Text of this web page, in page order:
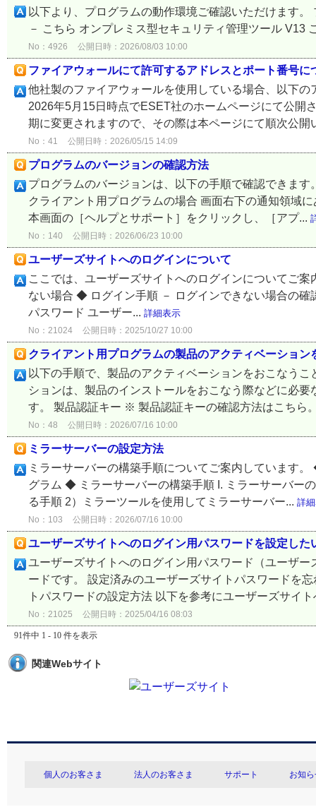
以下より、プログラムの動作環境ご確認いただけます
－ こちら オンプレミス型セキュリティ管理ツール V13
No：4926 公開日時：2026/08/03 10:00
ファイアウォールにて許可するアドレスとポート番号に
他社製のファイアウォールを使用している場合、以下
2026年5月15日時点でESET社のホームページにて公開
期に変更されますので、その際は本ページにて順次公開
No：41 公開日時：2026/05/15 14:09
プログラムのバージョンの確認方法
プログラムのバージョンは、以下の手順で確認できま
クライアント用プログラムの場合 画面右下の通知領域
本画面の［ヘルプとサポート］をクリックし、［アプ...
No：140 公開日時：2026/06/23 10:00
ユーザーズサイトへのログインについて
ここでは、ユーザーズサイトへのログインについてご
ない場合 ◆ ログイン手順 － ログインできない場合の
パスワード ユーザー... 詳細表示
No：21024 公開日時：2025/10/27 10:00
クライアント用プログラムの製品のアクティベーション
以下の手順で、製品のアクティベーションをおこなう
ションは、製品のインストールをおこなう際などに必
す。 製品認証キー ※ 製品認証キーの確認方法はこちら
No：48 公開日時：2026/07/16 10:00
ミラーサーバーの設定方法
ミラーサーバーの構築手順についてご案内しています
グラム ◆ ミラーサーバーの構築手順 I. ミラーサーバー
る手順 2）ミラーツールを使用してミラーサーバー... 詳
No：103 公開日時：2026/07/16 10:00
ユーザーズサイトへのログイン用パスワードを設定した
ユーザーズサイトへのログイン用パスワード（ユーザ
ードです。 設定済みのユーザーズサイトパスワードを
トパスワードの設定方法 以下を参考にユーザーズサイ
No：21025 公開日時：2025/04/16 08:03
91件中 1 - 10 件を表示
関連Webサイト
個人のお客さま 法人のお客さま サポート お知